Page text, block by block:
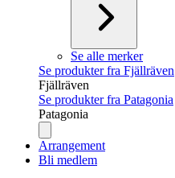
Se alle merker
Se produkter fra Fjällräven
Fjällräven
Se produkter fra Patagonia
Patagonia
Arrangement
Bli medlem